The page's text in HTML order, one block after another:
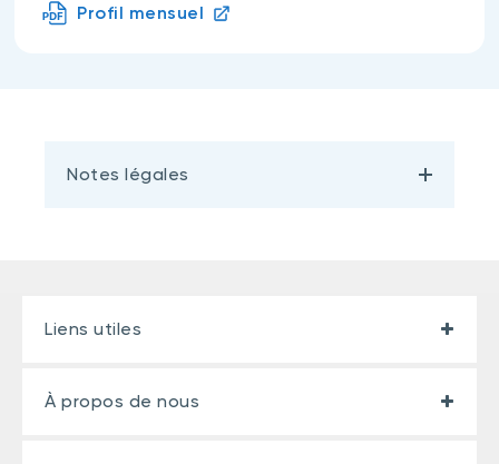
Profil mensuel
Notes légales
Liens utiles
À propos de nous